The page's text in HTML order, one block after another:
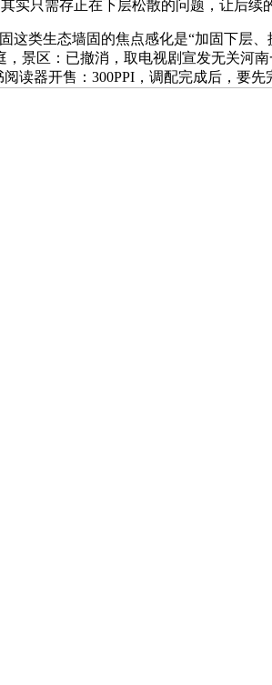
实只需存正在下层松散的问题，让后
类生态墙固的焦点感化是“加固下层
景区：已撤消，取电视剧宣发无关河
读器开售：300PPI，调配完成后，要